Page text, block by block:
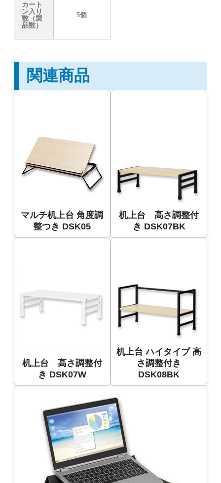
カート
ン入り
数（製
品数）
5個
関連商品
マルチ机上台 角度調
整つき DSK05
机上台 高さ調整付
き DSK07BK
机上台 高さ調整付
き DSK07W
机上台 ハイタイプ 高
さ調整付き
DSK08BK